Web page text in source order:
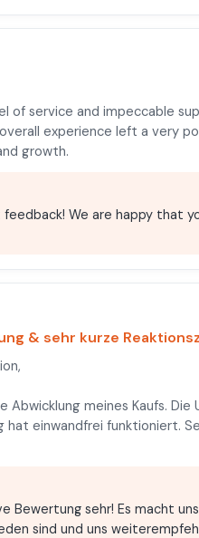
of service and impeccable
experience left a very
growth.
feedback! We are happy that
& sehr kurze
Abwicklung meines Kaufs.
hat einwandfrei funktioniert.
Bewertung sehr! Es macht
sind und uns